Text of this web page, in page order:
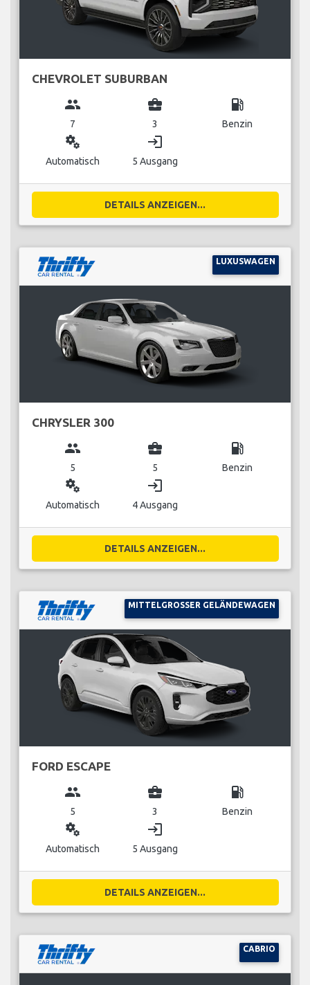
CHEVROLET SUBURBAN
group
7
business_center
3
local_gas_station
Benzin
miscellaneous_services
Automatisch
login
5 Ausgang
DETAILS ANZEIGEN...
LUXUSWAGEN
CHRYSLER 300
group
5
business_center
5
local_gas_station
Benzin
miscellaneous_services
Automatisch
login
4 Ausgang
DETAILS ANZEIGEN...
MITTELGROSSER GELÄNDEWAGEN
FORD ESCAPE
group
5
business_center
3
local_gas_station
Benzin
miscellaneous_services
Automatisch
login
5 Ausgang
DETAILS ANZEIGEN...
CABRIO